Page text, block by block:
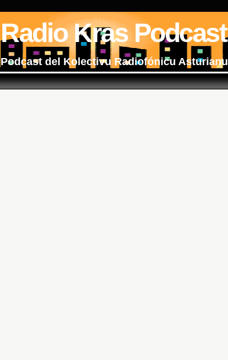
Radio Kras Podcast
Podcast del Kolectivu Radiofónicu Asturianu